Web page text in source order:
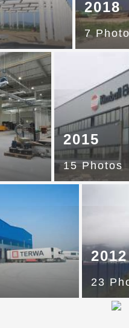
2018
7
2015
15 Photos
2012
23